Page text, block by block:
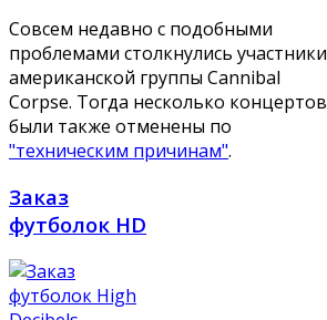
Совсем недавно с подобными
проблемами столкнулись участники
американской группы Cannibal
Corpse. Тогда несколько концертов
были также отменены по
"техническим причинам".
Заказ
футболок HD